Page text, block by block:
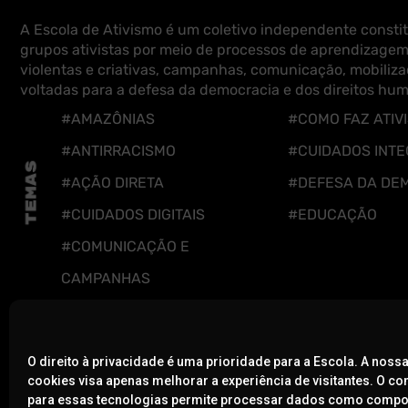
O direito à privacidade é uma prioridade para a Escola. A
cookies visa apenas melhorar a experiência de visitantes. O
para essas tecnologias permite processar dados como
A Escola de Ativismo é um coletivo independente
grupos ativistas por meio de processos de
violentas e criativas, campanhas, comunicação,
voltadas para a defesa da democracia e dos direitos
#AMAZÔNIAS
#ANTIRRACISMO
#AÇÃO DIRETA
#CUIDADOS DIGITAIS
#COMUNICAÇÃO E
CAMPANHAS
#COMO FAZ
#CUIDADOS
#DEFESA DA
#EDUCAÇÃO
A ESCOLA NOTÍCIAS